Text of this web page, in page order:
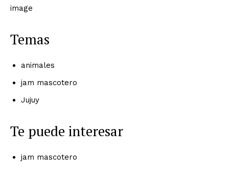
image
Temas
animales
jam mascotero
Jujuy
Te puede interesar
jam mascotero